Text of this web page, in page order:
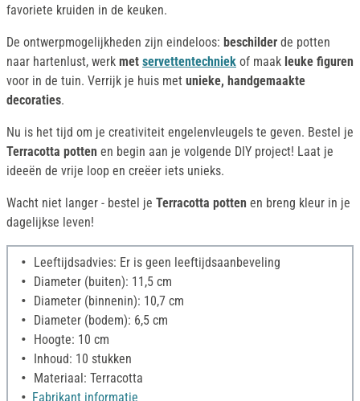
favoriete kruiden in de keuken.
De ontwerpmogelijkheden zijn eindeloos: beschilder de potten
naar hartenlust, werk met servettentechniek of maak leuke figuren
voor in de tuin. Verrijk je huis met unieke, handgemaakte
decoraties.
Nu is het tijd om je creativiteit engelenvleugels te geven. Bestel je
Terracotta potten en begin aan je volgende DIY project! Laat je
ideeën de vrije loop en creëer iets unieks.
Wacht niet langer - bestel je Terracotta potten en breng kleur in je
dagelijkse leven!
Leeftijdsadvies: Er is geen leeftijdsaanbeveling
Diameter (buiten): 11,5 cm
Diameter (binnenin): 10,7 cm
Diameter (bodem): 6,5 cm
Hoogte: 10 cm
Inhoud: 10 stukken
Materiaal: Terracotta
Fabrikant informatie